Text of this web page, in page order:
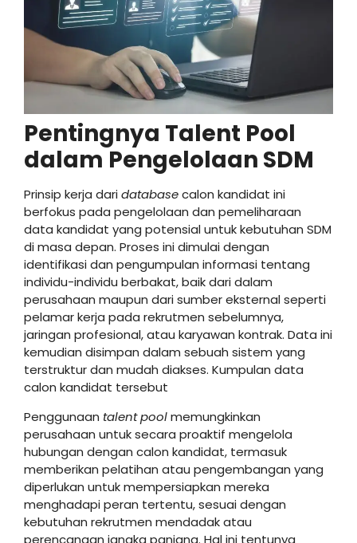
Pentingnya Talent Pool
dalam Pengelolaan SDM
Prinsip kerja daridatabasecalon kandidat ini
berfokus pada pengelolaan dan pemeliharaan
data kandidat yang potensial untuk kebutuhan SDM
di masa depan. Proses ini dimulai dengan
identifikasi dan pengumpulan informasi tentang
individu-individu berbakat, baik dari dalam
perusahaan maupun dari sumber eksternal seperti
pelamar kerja pada rekrutmen sebelumnya,
jaringan profesional, atau karyawan kontrak. Data ini
kemudian disimpan dalam sebuah sistem yang
terstruktur dan mudah diakses. Kumpulan data
calon kandidat tersebut
Penggunaan talent poolmemungkinkan
perusahaan untuk secara proaktif mengelola
hubungan dengan calon kandidat, termasuk
memberikan pelatihan atau pengembangan yang
diperlukan untuk mempersiapkan mereka
menghadapi peran tertentu, sesuai dengan
kebutuhan rekrutmen mendadak atau
perencanaan jangka panjang. Hal ini tentunya